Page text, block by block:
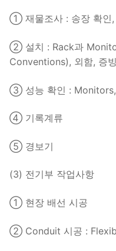
① 재물조사 : 송장 확인,
② 설치 : Rack과
Conventions), 외함, 증
③ 성능 확인 : Monitors,
④ 기록계류
⑤ 경보기
(3) 전기부 작업사항
① 현장 배선 시공
② Conduit 시공 :